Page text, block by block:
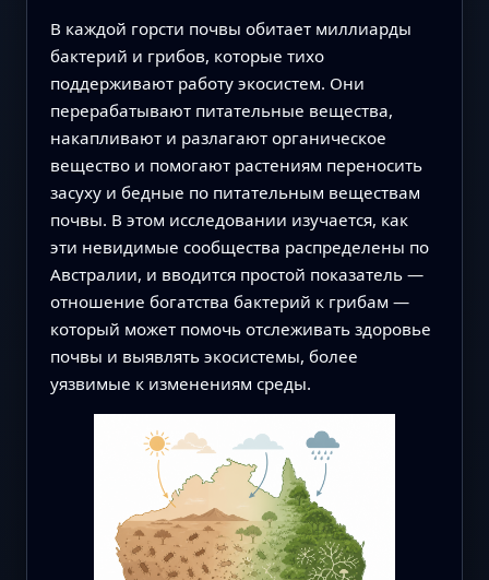
В каждой горсти почвы обитает миллиарды
бактерий и грибов, которые тихо
поддерживают работу экосистем. Они
перерабатывают питательные вещества,
накапливают и разлагают органическое
вещество и помогают растениям переносить
засуху и бедные по питательным веществам
почвы. В этом исследовании изучается, как
эти невидимые сообщества распределены по
Австралии, и вводится простой показатель —
отношение богатства бактерий к грибам —
который может помочь отслеживать здоровье
почвы и выявлять экосистемы, более
уязвимые к изменениям среды.